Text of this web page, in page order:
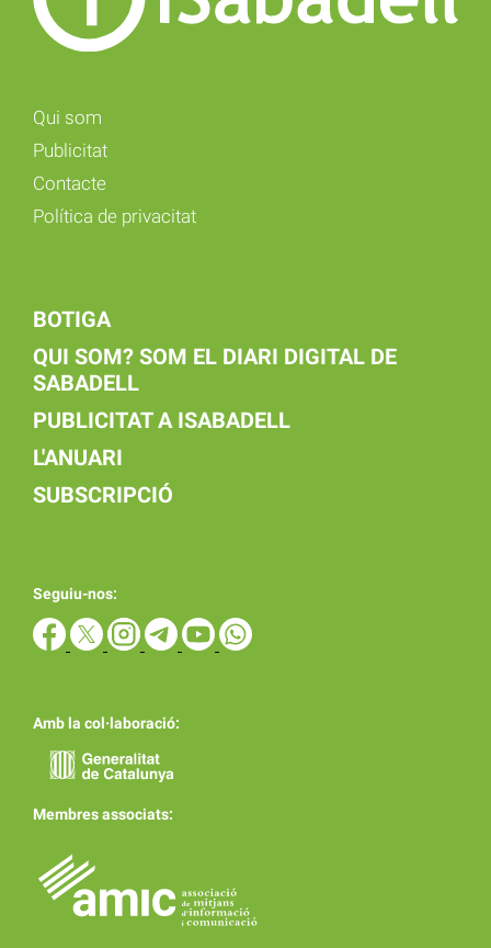
Qui som
Publicitat
Contacte
Política de privacitat
BOTIGA
QUI SOM? SOM EL DIARI DIGITAL DE
SABADELL
PUBLICITAT A ISABADELL
L'ANUARI
SUBSCRIPCIÓ
Seguiu-nos:
Amb la col·laboració:
Membres associats: